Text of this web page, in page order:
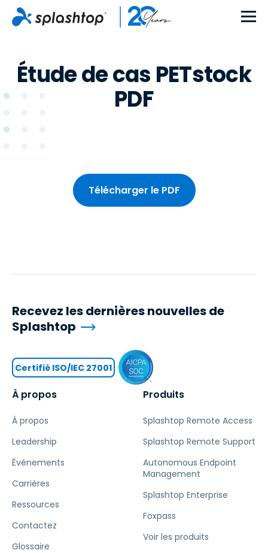
Étude de cas PETstock
PDF
Télécharger le PDF
À propos
À propos
Leadership
Événements
Carrières
Ressources
Contactez
Glossaire
Produits
Splashtop Remote Access
Splashtop Remote Support
Autonomous Endpoint
Management
Splashtop Enterprise
Foxpass
Voir les produits
Recevez les dernières nouvelles de
Splashtop
Certifié ISO/IEC 27001